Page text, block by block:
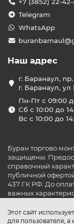
службы до
В нашем
нагрев,
Тёплые
балконе.
Гарантия
работы.
Этот сайт
для пользователя,
Telegram
WhatsApp
Наш адрес
г. Баранаул,
г. Баранаул,
Пн-Пт с 09:00
Сб с 10:00 до
Вс с 10:00 до
Буран торгово
защищены.
справочный
публичной
437 ГК РФ. До
важных